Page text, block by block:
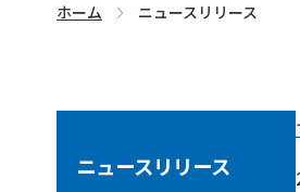
ホーム ニュースリリース
ニュースリリース